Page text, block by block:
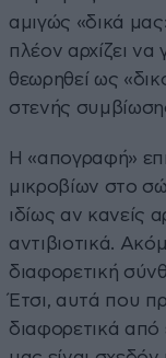
αμιγώς «δικά
πλέον αρχίζει να
θεωρηθεί ως
στενής
Η «απογραφή»
μικροβίων στο
ιδίως αν κανείς
αντιβιοτικά.
διαφορετική
Έτσι, αυτά που
διαφορετικά από